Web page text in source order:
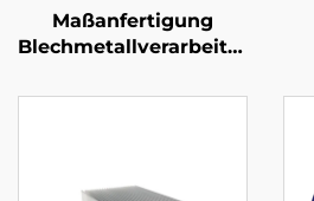
Maßanfertigung
Blechmetallverarbeitung
Pulverbeschichtung